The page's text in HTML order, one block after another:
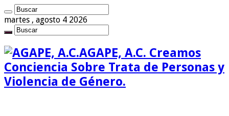
martes , agosto 4 2026
AGAPE, A.C. Creamos
Conciencia Sobre Trata de Personas y
Violencia de Género.